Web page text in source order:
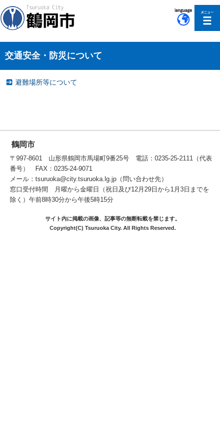
交通安全・防災について
避難場所等について
鶴岡市
〒997-8601 山形県鶴岡市馬場町9番25号 電話：0235-25-2111（代表
番号） FAX：0235-24-9071
メール：tsuruoka@city.tsuruoka.lg.jp（問い合わせ先）
窓口受付時間 月曜から金曜日（祝日及び12月29日から1月3日までを
除く）午前8時30分から午後5時15分
サイト内に掲載の画像、記事等の無断転載を禁じます。
Copyright(C) Tsuruoka City. All Rights Reserved.